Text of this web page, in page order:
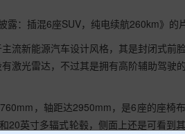
：插混6座SUV，纯电续航260km》的片
流新能源汽车设计风格，其是封闭式前
激光雷达，不过其是拥有高阶辅助驾驶
，轴距达2950mm，是6座的座椅
20英寸多辐式轮毂，侧面上还是可看到